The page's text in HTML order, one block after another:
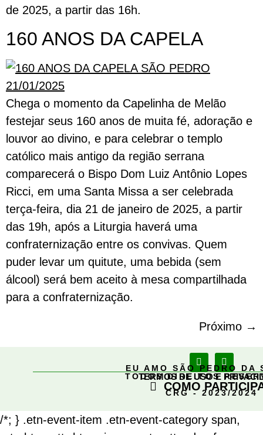
de 2025, a partir das 16h.
160 ANOS DA CAPELA
Chega o momento da Capelinha de Melão
festejar seus 160 anos de muita fé, adoração e
louvor ao divino, e para celebrar o templo
católico mais antigo da região serrana
comparecerá o Bispo Dom Luiz Antônio Lopes
Ricci, em uma Santa Missa a ser celebrada
terça-feira, dia 21 de janeiro de 2025, a partir
das 19h, após a Liturgia haverá uma
confraternização entre os convivas. Quem
puder levar um quitute, uma bebida (sem
álcool) será bem aceito à mesa compartilhada
para a confraternização.
Próximo →
EU AMO SÃO PEDRO DA
TODOS DIREITOS
CRG - 2023/2024
TERMOS DE USO E
COMO
/*; } .etn-event-item .etn-event-category span,